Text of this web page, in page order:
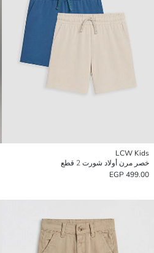
LCW Kids
خصر مرن أولاد شورت 2 قطع
499.00 EGP